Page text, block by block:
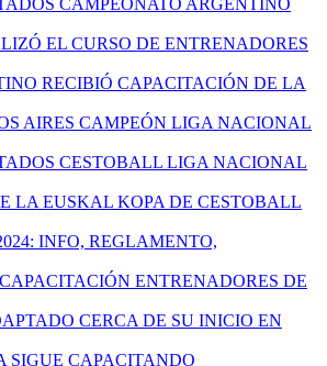
EL CURSO DE ENTRENADORES
RECIBIÓ CAPACITACIÓN DE LA
AIRES CAMPEÓN LIGA NACIONAL
CESTOBALL LIGA NACIONAL
LA EUSKAL KOPA DE CESTOBALL
INFO, REGLAMENTO,
ENTRENADORES DE
CERCA DE SU INICIO EN
SIGUE CAPACITANDO